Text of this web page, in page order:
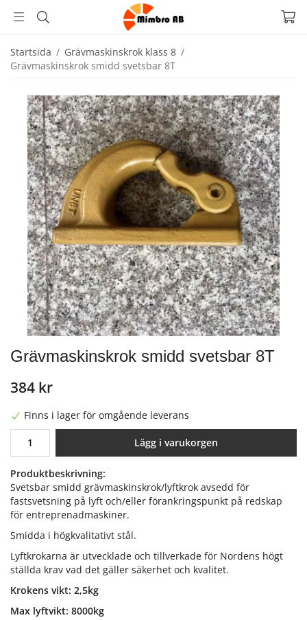
Startsida / Grävmaskinskrok klass 8 /
Grävmaskinskrok smidd svetsbar 8T
Grävmaskinskrok smidd svetsbar 8T
384 kr
Finns i lager för omgående leverans
Lägg i varukorgen
Produktbeskrivning:
Svetsbar smidd grävmaskinskrok/lyftkrok avsedd för
fastsvetsning på lyft och/eller förankringspunkt på redskap
för entreprenadmaskiner.
Smidda i högkvalitativt stål.
Lyftkrokarna är utvecklade och tillverkade för Nordens högt
ställda krav vad det gäller säkerhet och kvalitet.
Krokens vikt: 2,5kg
Max lyftvikt: 8000kg